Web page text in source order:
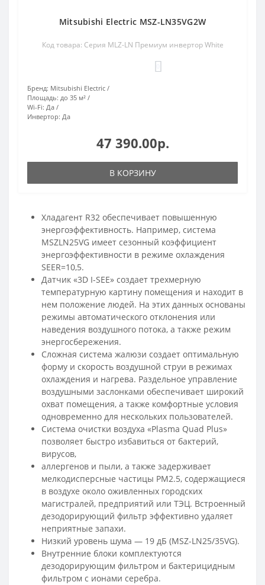
Mitsubishi Electric MSZ-LN35VG2W
Код товара: Серия MLZ-LN Премиум инвертор White
Бренд: Mitsubishi Electric
Площадь: до 35 м²
Wi-Fi: Да
Инвертор: Да
47 390.00р.
В КОРЗИНУ
Хладагент R32 обеспечивает повышенную
энергоэффективность. Например, система
MSZLN25VG имеет сезонный коэффициент
энергоэффективности в режиме охлаждения
SEER=10,5.
Датчик «3D I-SEE» создает трехмерную
температурную картину помещения и находит в
нем положение людей. На этих данных основаны
режимы автоматического отклонения или
наведения воздушного потока, а также режим
энергосбережения.
Сложная система жалюзи создает оптимальную
форму и скорость воздушной струи в режимах
охлаждения и нагрева. Раздельное управление
воздушными заслонками обеспечивает широкий
охват помещения, а также комфортные условия
одновременно для нескольких пользователей.
Система очистки воздуха «Plasma Quad Plus»
позволяет быстро избавиться от бактерий,
вирусов,
аллергенов и пыли, а также задерживает
мелкодисперсные частицы PM2.5, содержащиеся
в воздухе около оживленных городских
магистралей, предприятий или ТЭЦ. Встроенный
дезодорирующий фильтр эффективно удаляет
неприятные запахи.
Низкий уровень шума — 19 дБ (MSZ-LN25/35VG).
Внутренние блоки комплектуются
дезодорирующим фильтром и бактерицидным
фильтром с ионами серебра.